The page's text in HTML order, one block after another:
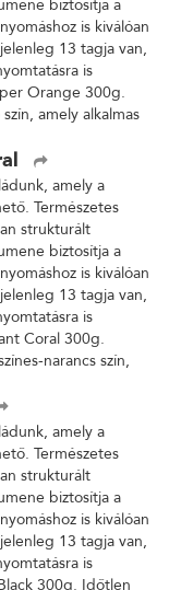
biztosítja a
is kiválóan
13 tagja van,
is
Orange 300g.
amely alkalmas
amely a
Természetes
strukturált
biztosítja a
is kiválóan
13 tagja van,
is
Coral 300g.
narancs szín,
amely a
Természetes
strukturált
biztosítja a
is kiválóan
13 tagja van,
is
300g. Időtlen